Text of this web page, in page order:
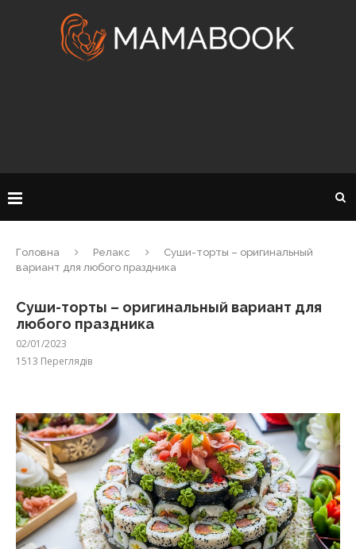
Головна Релакс
Суши-торты – оригинальный
вариант для любого праздника
Суши-торты – оригинальный вариант для
любого праздника
02/01/2023
1513 Переглядів